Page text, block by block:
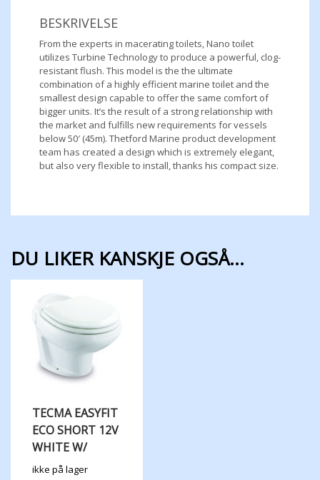
BESKRIVELSE
From the experts in macerating toilets, Nano toilet
utilizes Turbine Technology to produce a powerful, clog-
resistant flush. This model is the the ultimate
combination of a highly efficient marine toilet and the
smallest design capable to offer the same comfort of
bigger units. It’s the result of a strong relationship with
the market and fulfills new requirements for vessels
below 50′ (45m). Thetford Marine product development
team has created a design which is extremely elegant,
but also very flexible to install, thanks his compact size.
DU LIKER KANSKJE OGSÅ…
TECMA EASYFIT
ECO SHORT 12V
WHITE W/
ikke på lager